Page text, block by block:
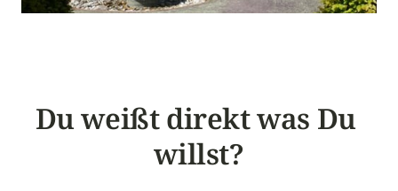
Du weißt direkt was Du
willst?